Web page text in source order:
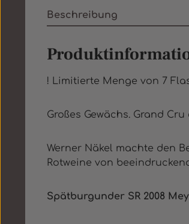
Beschreibung
! Limitierte Menge von 7
Großes Gewächs. Grand
Werner Näkel machte den
Rotweine von
Spätburgunder SR 2008